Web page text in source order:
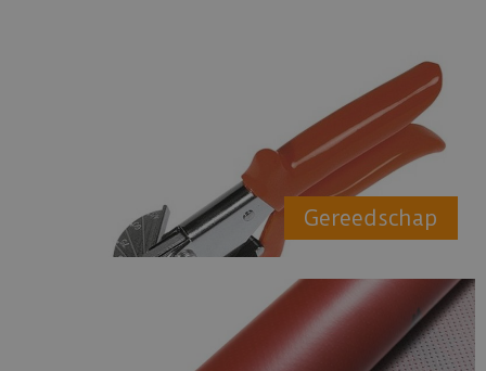
Gereedschap